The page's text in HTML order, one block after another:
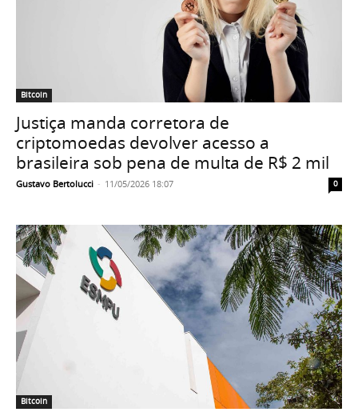
Bitcoin
Justiça manda corretora de
criptomoedas devolver acesso a
brasileira sob pena de multa de R$ 2 mil
Gustavo Bertolucci - 11/05/2026 18:07 0
Bitcoin